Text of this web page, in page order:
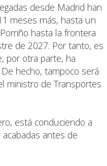
desde Madrid han
meses más, hasta un
hasta la frontera
de 2027. Por tanto, es
por otra parte, ha
hecho, tampoco será
ministro de Transportes
está conduciendo a
antes de